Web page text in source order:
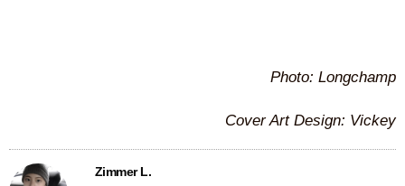
Photo: Longchamp
Cover Art Design: Vickey
Zimmer L.